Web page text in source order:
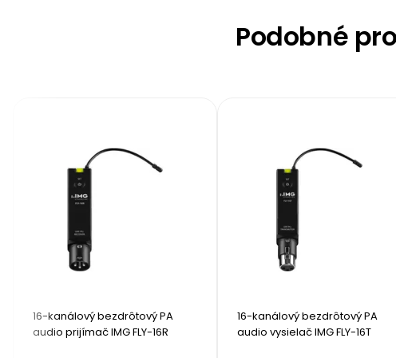
Podobné
16-kanálový bezdrôtový PA
audio prijímač IMG FLY-16R
16-kanálový bezdrôtový PA
audio vysielač IMG FLY-16T